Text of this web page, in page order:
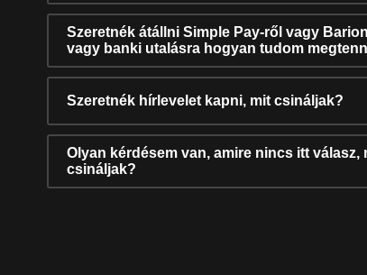
Szeretnék átállni Simple Pay-ről vagy
vagy banki utalásra hogyan tudom
Szeretnék hírlevelet kapni, mit csináljak?
Olyan kérdésem van, amire nincs itt válasz,
csináljak?